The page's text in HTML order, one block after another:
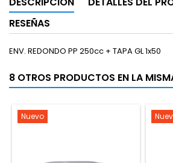
RESEÑAS
ENV. REDONDO PP 250cc + TAPA GL 1x50
8 OTROS PRODUCTOS EN LA
Nuevo